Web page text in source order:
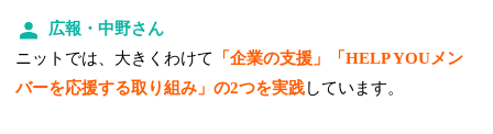
広報・中野さん
ニットでは、大きくわけて
「企業の支援」「HELP YOUメン
バーを応援する取り組み」の2つを実践しています。